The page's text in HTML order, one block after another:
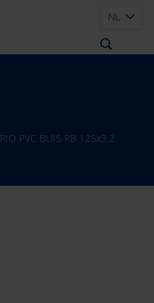
NL
RIO PVC BUIS RB 125x3.2